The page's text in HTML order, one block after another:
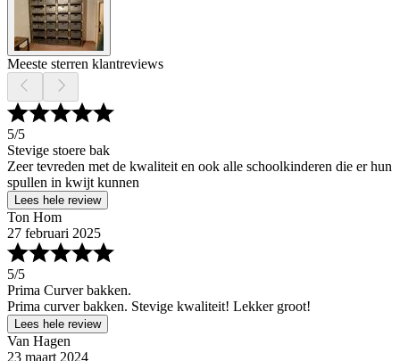
Meeste sterren klantreviews
5/5
Stevige stoere bak
Zeer tevreden met de kwaliteit en ook alle schoolkinderen die er hun
spullen in kwijt kunnen
Lees hele review
Ton Hom
27 februari 2025
5/5
Prima Curver bakken.
Prima curver bakken. Stevige kwaliteit! Lekker groot!
Lees hele review
Van Hagen
23 maart 2024